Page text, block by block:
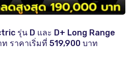
รุ่น D และ D+ Long Range
ราคาเริ่มที่ 519,900 บาท